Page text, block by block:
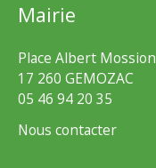
Mairie
Place Albert Mossion
17 260 GEMOZAC
05 46 94 20 35
Nous contacter